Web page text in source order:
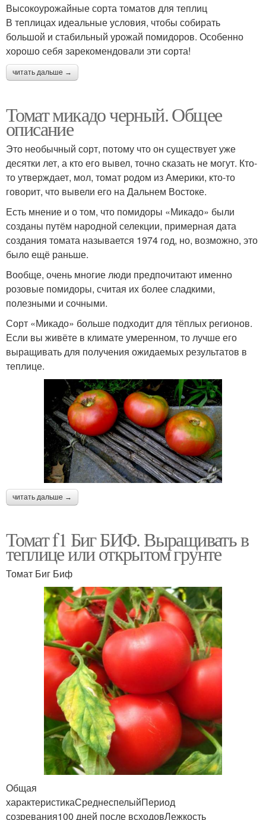
Высокоурожайные сорта томатов для теплиц
В теплицах идеальные условия, чтобы собирать
большой и стабильный урожай помидоров. Особенно
хорошо себя зарекомендовали эти сорта!
читать дальше →
Томат микадо черный. Общее
описание
Это необычный сорт, потому что он существует уже
десятки лет, а кто его вывел, точно сказать не могут. Кто-
то утверждает, мол, томат родом из Америки, кто-то
говорит, что вывели его на Дальнем Востоке.
Есть мнение и о том, что помидоры «Микадо» были
созданы путём народной селекции, примерная дата
создания томата называется 1974 год, но, возможно, это
было ещё раньше.
Вообще, очень многие люди предпочитают именно
розовые помидоры, считая их более сладкими,
полезными и сочными.
Сорт «Микадо» больше подходит для тёплых регионов.
Если вы живёте в климате умеренном, то лучше его
выращивать для получения ожидаемых результатов в
теплице.
читать дальше →
Томат f1 Биг БИФ. Выращивать в
теплице или открытом грунте
Томат Биг Биф
Общая
характеристикаСреднеспелыйПериод
созревания100 дней после всходовЛежкость